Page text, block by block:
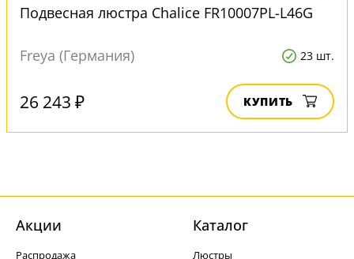
Подвесная люстра Chalice FR10007PL-L46G
Freya (Германия) 23 шт.
26 243 ₽ КУПИТЬ
Акции
Распродажа
Каталог
Люстры